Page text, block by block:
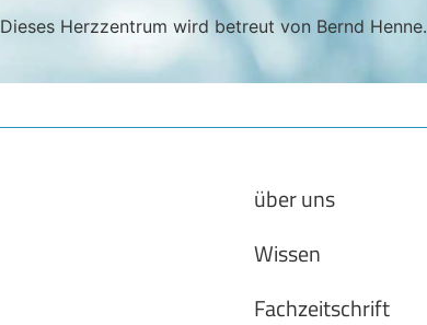
Dieses Herzzentrum wird betreut von Bernd Henne.
über uns
Wissen
Fachzeitschrift